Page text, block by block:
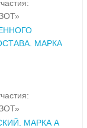
МАРКА
МАРКА А